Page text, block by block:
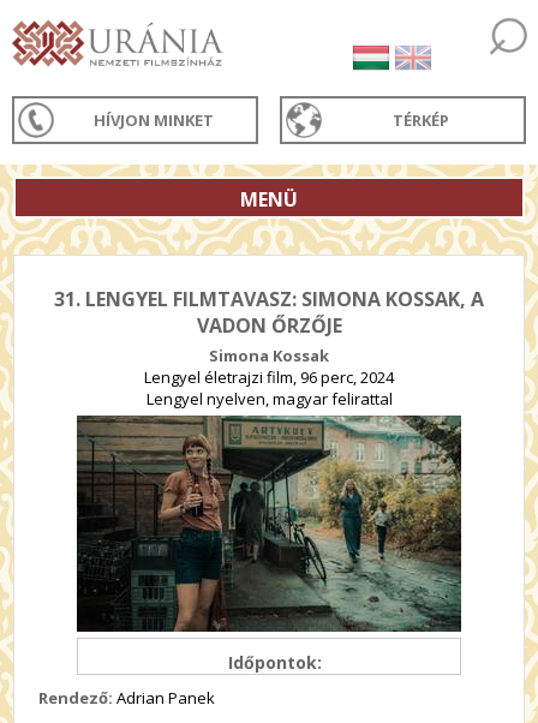
HÍVJON MINKET TÉRKÉP
MENÜ
31. LENGYEL FILMTAVASZ: SIMONA KOSSAK, A
VADON ŐRZŐJE
Simona Kossak
Lengyel életrajzi film, 96 perc, 2024
Lengyel nyelven, magyar felirattal
Időpontok:
Rendező: Adrian Panek